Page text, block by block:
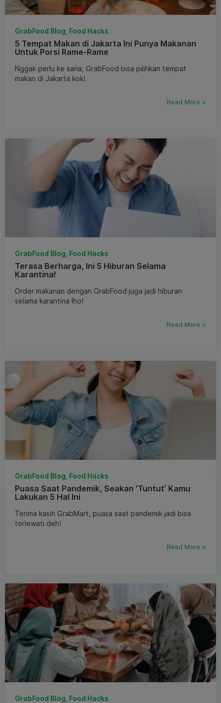
GrabFood Blog, Food Hacks
5 Tempat Makan di Jakarta Ini Punya Makanan
Untuk Porsi Rame-Rame
Nggak perlu ke sana, GrabFood bisa pilihkan tempat
makan di Jakarta kok!
Read More >
GrabFood Blog, Food Hacks
Terasa Berharga, Ini 5 Hiburan Selama
Karantina!
Order makanan dengan GrabFood juga jadi hiburan
selama karantina lho!
Read More >
GrabFood Blog, Food Hacks
Puasa Saat Pandemik, Seakan ‘Tuntut’ Kamu
Lakukan 5 Hal Ini
Terima kasih GrabMart, puasa saat pandemik jadi bisa
terlewati deh!
Read More >
GrabFood Blog, Food Hacks